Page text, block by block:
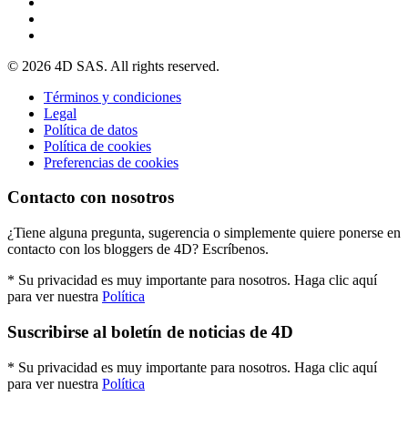
© 2026 4D SAS. All rights reserved.
Términos y condiciones
Legal
Política de datos
Política de cookies
Preferencias de cookies
Contacto con nosotros
¿Tiene alguna pregunta, sugerencia o simplemente quiere ponerse en
contacto con los bloggers de 4D? Escríbenos.
* Su privacidad es muy importante para nosotros. Haga clic aquí
para ver nuestra Política
Suscribirse al boletín de noticias de 4D
* Su privacidad es muy importante para nosotros. Haga clic aquí
para ver nuestra Política